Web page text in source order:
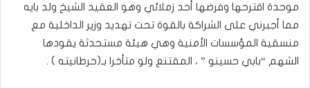
موحدة اقترحها وفرضها أحد زملائي وهو العقيد الشيخ ولد بايه
مما أجبرني على الشراكة بالقوة تحت تهديد وزير الداخلية مع
منسقية المؤسسات الأمنية وهي هيئة مستحدثة يقودها
الشهم “بابي حسينو ” ، المقتنع ولو متأخرا بـ(حرطانيته ) .